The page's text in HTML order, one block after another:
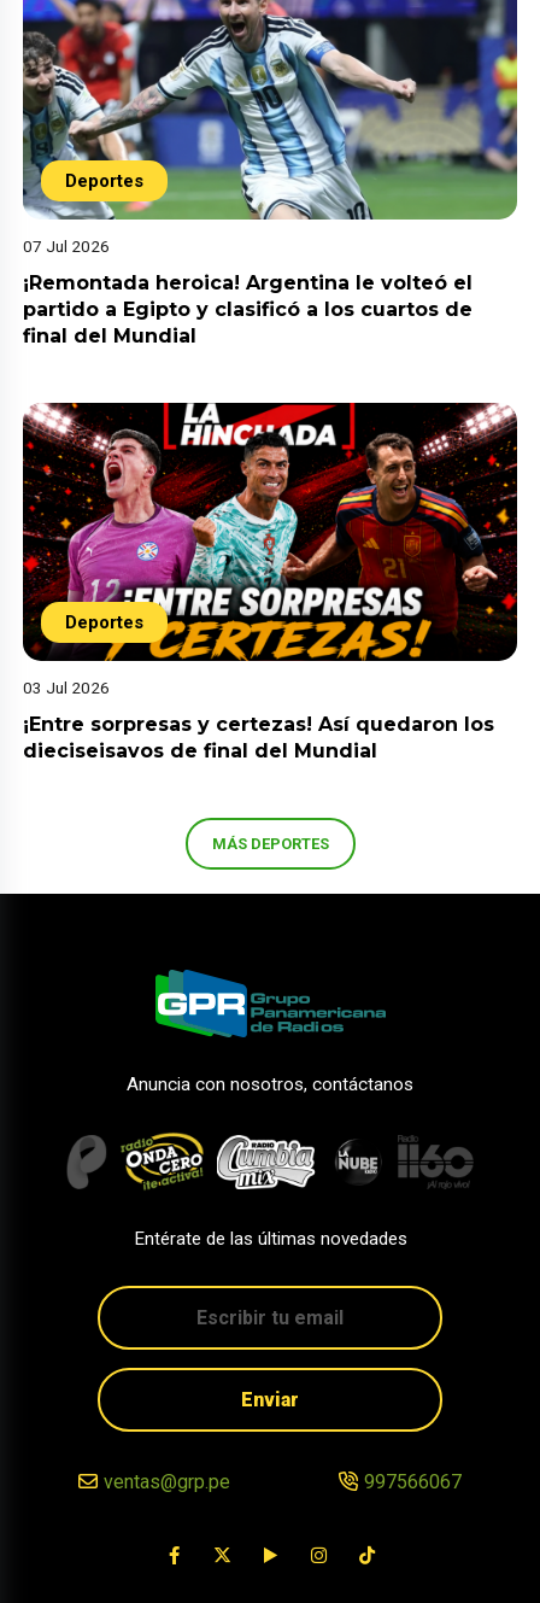
Deportes
07 Jul 2026
¡Remontada heroica! Argentina le volteó el
partido a Egipto y clasificó a los cuartos de
final del Mundial
Deportes
03 Jul 2026
¡Entre sorpresas y certezas! Así quedaron los
dieciseisavos de final del Mundial
MÁS DEPORTES
Anuncia con nosotros, contáctanos
Entérate de las últimas novedades
Enviar
ventas@grp.pe 997566067